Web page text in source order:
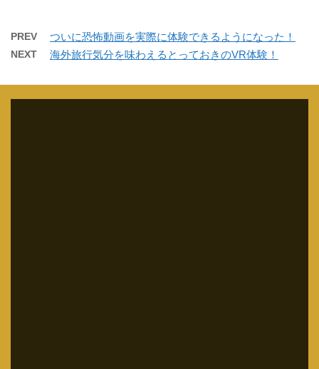
PREV ついに恐怖動画を実際に体験できるようになった！
NEXT 海外旅行気分を味わえるとっておきのVR体験！